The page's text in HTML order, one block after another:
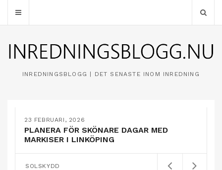
INREDNINGSBLOGG | DET SENASTE INOM INREDNING
23 FEBRUARI, 2026
PLANERA FÖR SKÖNARE DAGAR MED
MARKISER I LINKÖPING
SOLSKYDD